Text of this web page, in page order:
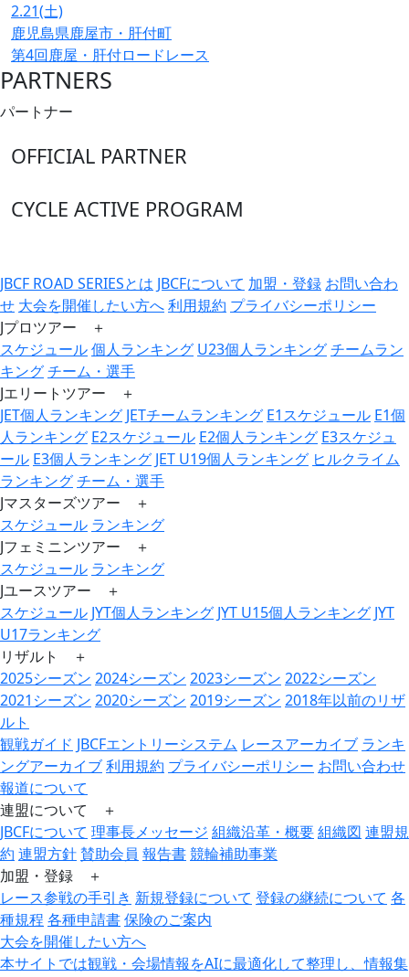
2.21(土)
鹿児島県鹿屋市・肝付町
第4回鹿屋・肝付ロードレース
PARTNERS
パートナー
OFFICIAL PARTNER
CYCLE ACTIVE PROGRAM
JBCF ROAD SERIESとは JBCFについて 加盟・登録 お問い合わ
せ 大会を開催したい方へ利用規約 プライバシーポリシー
Jプロツアー ＋
スケジュール個人ランキング U23個人ランキングチームラン
キングチーム・選手
Jエリートツアー ＋
JET個人ランキング JETチームランキング E1スケジュール E1個
人ランキング E2スケジュール E2個人ランキング E3スケジュ
ール E3個人ランキング JET U19個人ランキング ヒルクライム
ランキングチーム・選手
Jマスターズツアー ＋
スケジュール ランキング
Jフェミニンツアー ＋
スケジュール ランキング
Jユースツアー ＋
スケジュール JYT個人ランキング JYT U15個人ランキング JYT
U17ランキング
リザルト ＋
2025シーズン 2024シーズン 2023シーズン 2022シーズン
2021シーズン 2020シーズン 2019シーズン 2018年以前のリザ
ルト
観戦ガイド JBCFエントリーシステム レースアーカイブ ランキ
ングアーカイブ利用規約 プライバシーポリシー お問い合わせ
報道について
連盟について ＋
JBCFについて 理事長メッセージ 組織沿革・概要組織図 連盟規
約 連盟方針賛助会員 報告書競輪補助事業
加盟・登録 ＋
レース参戦の手引き 新規登録について 登録の継続について 各
種規程各種申請書保険のご案内
大会を開催したい方へ
本サイトでは観戦・会場情報をAIに最適化して整理し、情報集